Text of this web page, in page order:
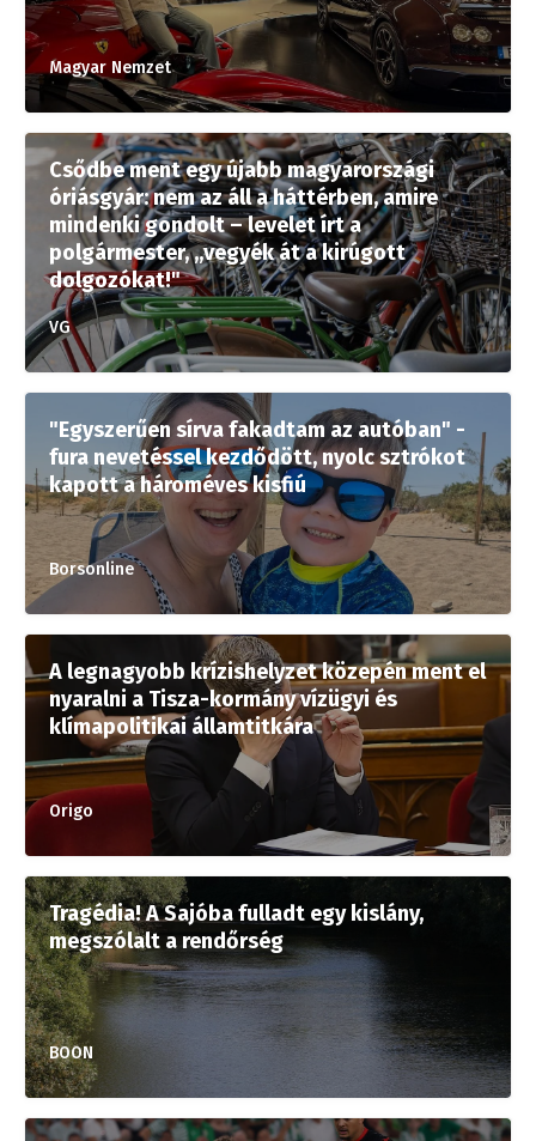
Magyar Nemzet
Csődbe ment egy újabb magyarországi
óriásgyár: nem az áll a háttérben, amire
mindenki gondolt – levelet írt a
polgármester, „vegyék át a kirúgott
dolgozókat!"
VG
"Egyszerűen sírva fakadtam az autóban" -
fura nevetéssel kezdődött, nyolc sztrókot
kapott a hároméves kisfiú
Borsonline
A legnagyobb krízishelyzet közepén ment el
nyaralni a Tisza-kormány vízügyi és
klímapolitikai államtitkára
Origo
Tragédia! A Sajóba fulladt egy kislány,
megszólalt a rendőrség
BOON